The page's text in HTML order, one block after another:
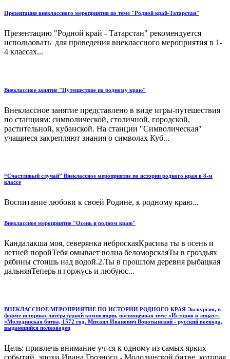
Презентация внеклассного мероприятия по теме "Родной край-Татарстан"
Презентацию "Родной край - Татарстан" рекомендуется
использовать для проведения внеклассного мероприятия в 1-
4 классах...
Внеклассное занятие "Путешествие по родному краю"
Внеклассное занятие представлено в виде игры-путешествия
по станциям: символической, столичной, городской,
растительной, кубанской. На станции "Символическая"
учащиеся закрепляют знания о символах Куб...
“Счастливый случай” Внеклассное мероприятие по истории родного края в 8-м
классе
Воспитание любови к своей Родине, к родному краю...
Внеклассное мероприятие "Осень в родном краю"
Кандалакша моя, северянка неброскаяКрасива ты в осень и
летней поройТебя омывает волна беломорскаяТы в гроздьях
рябины стоишь над водой.2.Ты в прошлом деревня рыбацкая
дальняяТеперь я горжусь и любуюс...
ВНЕКЛАССНОЕ МЕРОПРИЯТИЕ ПО ИСТОРИИ РОДНОГО КРАЯ Экскурсия, в
форме историко-литературной композиции, посвящённая теме «История в лицах».
«Молодинская битва, 1572 год. Михаил Иванович Воротынский - русский воевода,
выдающийся полководец
Цель: привлечь внимание уч-ся к одному из самых ярких